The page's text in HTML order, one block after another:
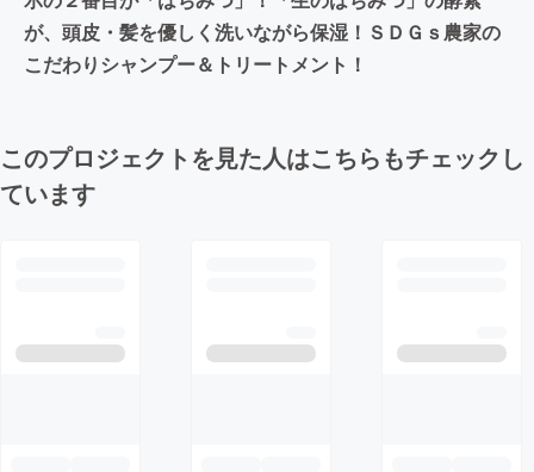
が、頭皮・髪を優しく洗いながら保湿！ＳＤＧｓ農家の
こだわりシャンプー＆トリートメント！
このプロジェクトを見た人はこちらもチェックし
ています